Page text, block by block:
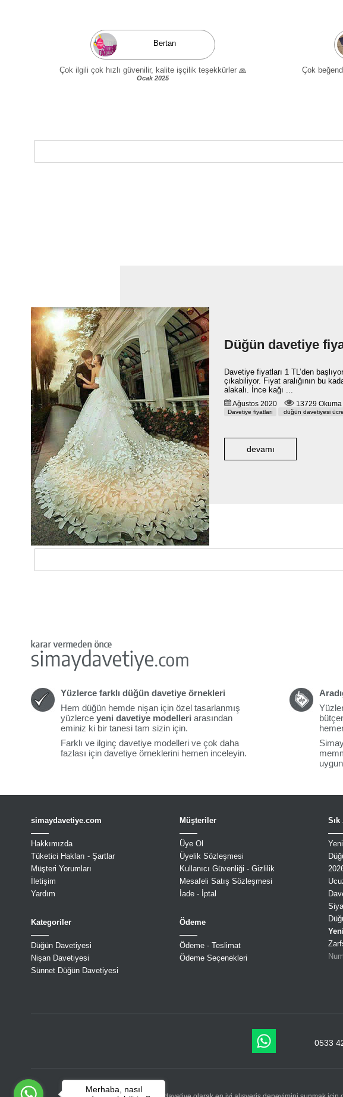
Bertan
Çok ilgili çok hızlı güvenilir, kalite işçilik teşekkürler 🙏
Ocak 2025
Çok
Düğün davetiye
Davetiye fiyatları 1 TL’den
çıkabiliyor. Fiyat aralığının bu
alakalı. İnce kağı ...
Ağustos 2020 13729 Okuma
Davetiye fiyatları düğün davetiyesi
devamı
Yüzlerce farklı düğün davetiye örnekleri
Hem düğün hemde nişan için özel tasarlanmış
yüzlerce yeni davetiye modelleri arasından
eminiz ki bir tanesi tam sizin için.
Farklı ve ilginç davetiye modelleri ve çok daha
fazlası için davetiye örneklerini hemen inceleyin.
simaydavetiye.com
Hakkımızda
Tüketici Hakları - Şartlar
Müşteri Yorumları
İletişim
Yardım
Kategoriler
Düğün Davetiyesi
Nişan Davetiyesi
Sünnet Düğün Davetiyesi
Müşteriler
Üye Ol
Üyelik Sözleşmesi
Kullanıcı Güvenliği - Gizlilik
Mesafeli Satış Sözleşmesi
İade - İptal
Ödeme
Ödeme - Teslimat
Ödeme Seçenekleri
0533
Merhaba, nasıl